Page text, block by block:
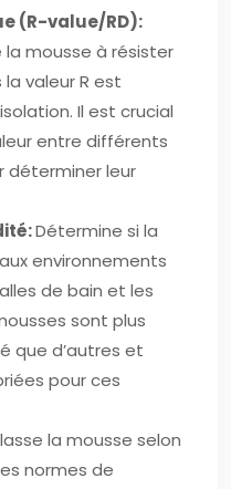
(R-value/RD):
mousse à résister
la valeur R est
Il est crucial
entre différents
déterminer leur
Détermine si la
environnements
de bain et les
sont plus
que d’autres et
pour ces
la mousse selon
normes de